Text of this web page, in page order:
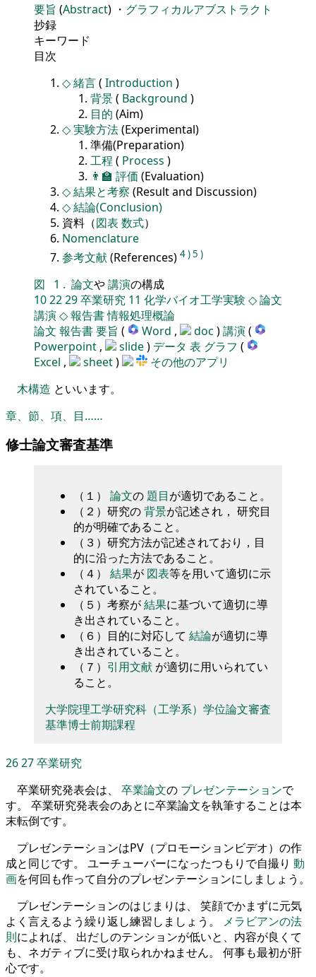
要旨 (Abstract) ・ グラフィカルアブストラクト
抄録
キーワード
目次
◇緒言( Introduction )
背景( Background )
目的 (Aim)
◇実験方法(Experimental)
準備(Preparation)
工程 ( Process )
👨‍🏫 評価 (Evaluation)
◇結果と考察 (Result and Discussion)
◇結論(Conclusion)
資料（図表 数式）
Nomenclature
参考文献(References) 4)5 )
図 1 . 論文や講演の構成
102229卒業研究 11 化学バイオ工学実験 ◇論文
講演◇報告書情報処理概論
論文 報告書要旨 ( Word , doc )講演(
Powerpoint , slide) データ 表 グラフ (
Excel , sheet)
その他のアプリ
木構造 といいます。
章、節、項、目……
修士論文審査基準
（１） 論文の 題目が適切であること。
（２）研究の背景が記述され， 研究目
的が明確であること。
（３）研究方法が記述されており，目
的に沿った方法であること。
（４） 結果が 図表等を用いて適切に示
されていること。
（５）考察が結果に基づいて適切に導
き出されていること。
（６）目的に対応して 結論が適切に導
き出されていること。
（７） 引用文献 が適切に用いられてい
ること。
大学院理工学研究科（工学系）学位論文審査
基準博士前期課程
2627卒業研究
卒業研究発表会は、 卒業論文の プレゼンテーションで
す。 卒業研究発表会のあとに卒業論文を執筆することは本
末転倒です。
プレゼンテーションはPV（プロモーションビデオ）の作
成と同じです。 ユーチューバーになったつもりで自撮り 動
画を何回も作って自分のプレゼンテーションにしましょう。
プレゼンテーションのはじまりは、 笑顔でかまずに元気
よく言えるよう繰り返し練習しましょう。 メラビアンの法
則によれば、 出だしのテンションが低いと、内容が良くて
も、ネガティブに受け取られかねません。 何事も最初が肝
心です。